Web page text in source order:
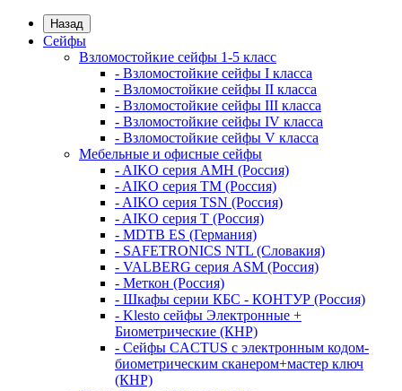
Назад
Сейфы
Взломостойкие сейфы 1-5 класс
- Взломостойкие сейфы I класса
- Взломостойкие сейфы II класса
- Взломостойкие сейфы III класса
- Взломостойкие сейфы IV класса
- Взломостойкие сейфы V класса
Мебельные и офисные сейфы
- AIKO серия AMH (Россия)
- AIKO серия TM (Россия)
- AIKO серия TSN (Россия)
- AIKO серия Т (Россия)
- MDTB ES (Германия)
- SAFETRONICS NTL (Словакия)
- VALBERG серия ASM (Россия)
- Меткон (Россия)
- Шкафы серии КБС - КОНТУР (Россия)
- Klesto сейфы Электронные +
Биометрические (КНР)
- Сейфы CACTUS с электронным кодом-
биометрическим сканером+мастер ключ
(КНР)